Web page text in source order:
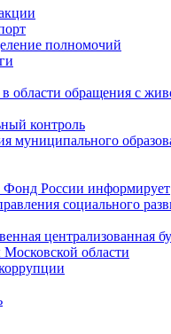
полномочий
области обращения с
контроль
муниципального
России информирует
социального
централизованная
области